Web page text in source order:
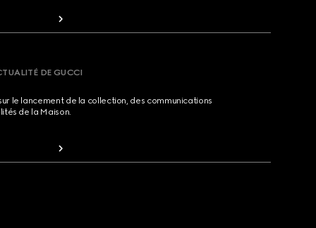
DE GUCCI
le lancement de la collection, des communications
de la Maison.